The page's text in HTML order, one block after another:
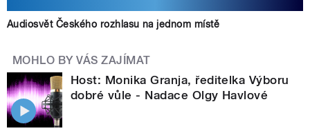
Audiosvět Českého rozhlasu na jednom místě
MOHLO BY VÁS ZAJÍMAT
Host: Monika Granja, ředitelka Výboru
dobré vůle - Nadace Olgy Havlové